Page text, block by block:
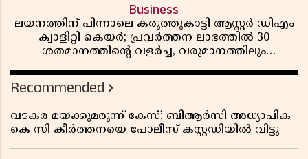
Business
ലയനത്തിന് പിന്നാലെ കരുത്തുകാട്ടി ആസ്റ്റർ ഡിഎം
ക്വാളിറ്റി കെയർ; പ്രവർത്തന ലാഭത്തിൽ 30
ശതമാനത്തിൻ്റെ വളർച്ച, വരുമാനത്തിലും
റിപ്പോർട്ട് പുറത്ത്
Recommended
വടകര മയക്കുമരുന്ന് കേസ്; ബിആർസി അധ്യാപിക
കെ സി കീർത്തനയെ പോലീസ് കസ്റ്റഡിയിൽ വിട്ടു